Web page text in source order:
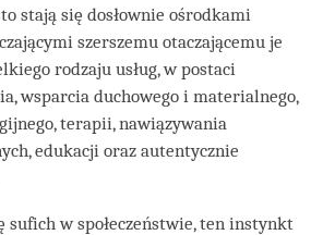
stają się dosłownie ośrodkami
szerszemu otaczającemu je
rodzaju usług, w postaci
wsparcia duchowego i materialnego,
terapii, nawiązywania
edukacji oraz autentycznie
sufich w społeczeństwie, ten instynkt